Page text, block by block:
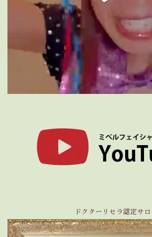
ドクターリセラ認定サロ